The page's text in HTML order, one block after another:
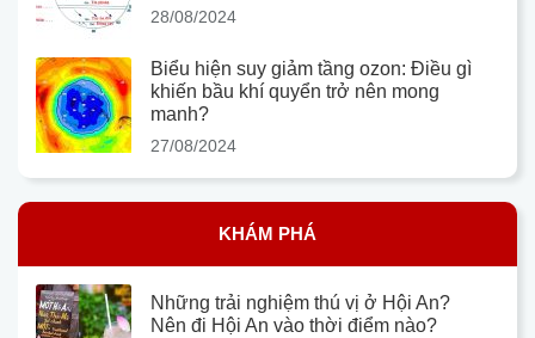
28/08/2024
Biểu hiện suy giảm tầng ozon: Điều gì
khiến bầu khí quyển trở nên mong
manh?
27/08/2024
KHÁM PHÁ
Những trải nghiệm thú vị ở Hội An?
Nên đi Hội An vào thời điểm nào?